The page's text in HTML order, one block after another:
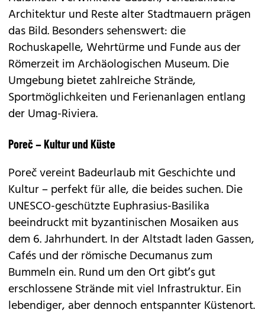
Architektur und Reste alter Stadtmauern prägen
das Bild. Besonders sehenswert: die
Rochuskapelle, Wehrtürme und Funde aus der
Römerzeit im Archäologischen Museum. Die
Umgebung bietet zahlreiche Strände,
Sportmöglichkeiten und Ferienanlagen entlang
der Umag-Riviera.
Poreč – Kultur und Küste
Poreč vereint Badeurlaub mit Geschichte und
Kultur – perfekt für alle, die beides suchen. Die
UNESCO-geschützte Euphrasius-Basilika
beeindruckt mit byzantinischen Mosaiken aus
dem 6. Jahrhundert. In der Altstadt laden Gassen,
Cafés und der römische Decumanus zum
Bummeln ein. Rund um den Ort gibt’s gut
erschlossene Strände mit viel Infrastruktur. Ein
lebendiger, aber dennoch entspannter Küstenort.